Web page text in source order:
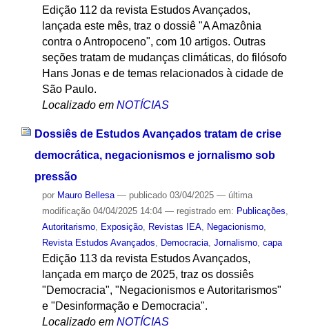
Edição 112 da revista Estudos Avançados,
lançada este mês, traz o dossiê "A Amazônia
contra o Antropoceno", com 10 artigos. Outras
seções tratam de mudanças climáticas, do filósofo
Hans Jonas e de temas relacionados à cidade de
São Paulo.
Localizado em NOTÍCIAS
Dossiês de Estudos Avançados tratam de crise
democrática, negacionismos e jornalismo sob
pressão
por Mauro Bellesa — publicado03/04/2025 — última
modificação04/04/2025 14:04 — registrado em: Publicações,
Autoritarismo, Exposição, Revistas IEA, Negacionismo,
Revista Estudos Avançados, Democracia, Jornalismo, capa
Edição 113 da revista Estudos Avançados,
lançada em março de 2025, traz os dossiês
"Democracia", "Negacionismos e Autoritarismos"
e "Desinformação e Democracia".
Localizado em NOTÍCIAS